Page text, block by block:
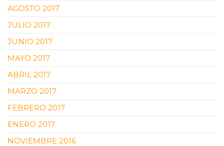
AGOSTO 2017
JULIO 2017
JUNIO 2017
MAYO 2017
ABRIL 2017
MARZO 2017
FEBRERO 2017
ENERO 2017
NOVIEMBRE 2016